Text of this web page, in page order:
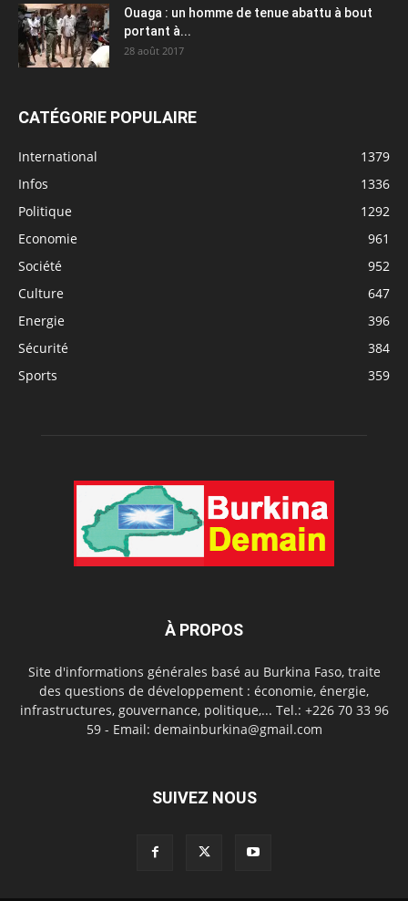
Ouaga : un homme de tenue abattu à bout
portant à...
28 août 2017
CATÉGORIE POPULAIRE
International
1379
Infos
1336
Politique
1292
Economie
961
Société
952
Culture
647
Energie
396
Sécurité
384
Sports
359
À PROPOS
Site d'informations générales basé au Burkina Faso, traite
des questions de développement : économie, énergie,
infrastructures, gouvernance, politique,... Tel.: +226 70 33 96
59 - Email: demainburkina@gmail.com
SUIVEZ NOUS